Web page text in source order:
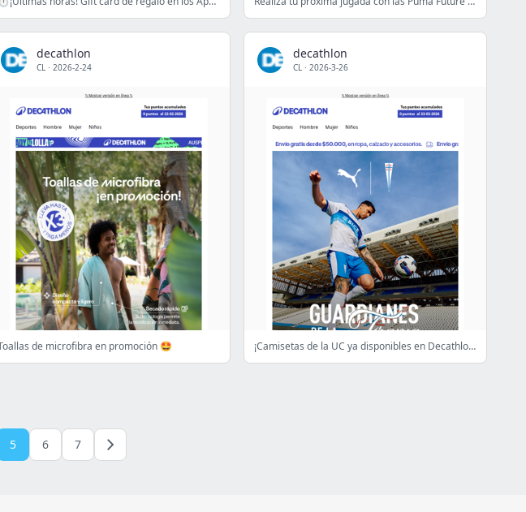
decathlon
CL · 2026-2-24
de microfibra en promoción 🤩
decathlon
CL · 2026-3-26
¡Camisetas de la UC ya disponibles en Decathlon! ⚽
5 6 7